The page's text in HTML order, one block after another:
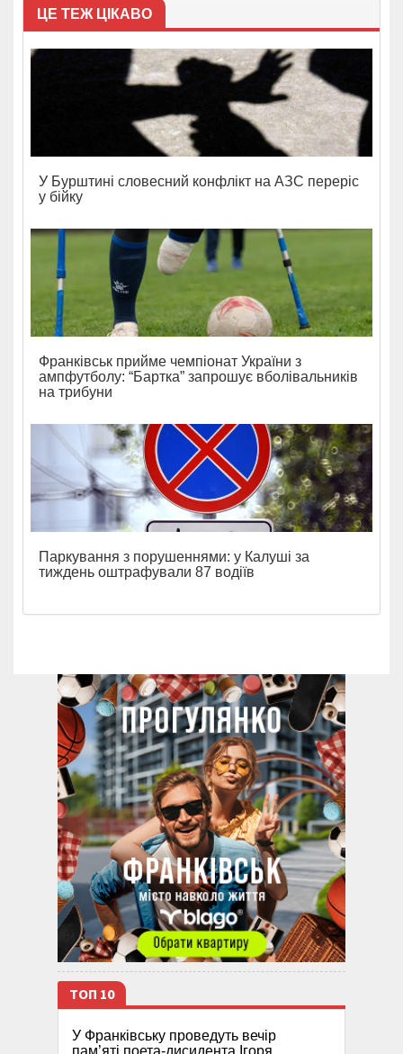
ЦЕ ТЕЖ ЦІКАВО
У Бурштині словесний конфлікт на АЗС переріс
у бійку
Франківськ прийме чемпіонат України з
ампфутболу: “Бартка” запрошує вболівальників
на трибуни
Паркування з порушеннями: у Калуші за
тиждень оштрафували 87 водіїв
ТОП 10
У Франківську проведуть вечір
пам’яті поета-дисидента Ігоря